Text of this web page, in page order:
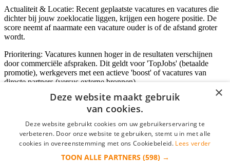
Actualiteit & Locatie: Recent geplaatste vacatures en vacatures die
dichter bij jouw zoeklocatie liggen, krijgen een hogere positie. De
score neemt af naarmate een vacature ouder is of de afstand groter
wordt.
Prioritering: Vacatures kunnen hoger in de resultaten verschijnen
door commerciële afspraken. Dit geldt voor 'TopJobs' (betaalde
promotie), werkgevers met een actieve 'boost' of vacatures van
directe partners (versus externe bronnen).
Inloggen als bedrijf
*
×
Deze website maakt gebruik
van cookies.
Deze website gebruikt cookies om uw gebruikerservaring te
verbeteren. Door onze website te gebruiken, stemt u in met alle
cookies in overeenstemming met ons Cookiebeleid. Lees verder
TOON ALLE PARTNERS (598) →